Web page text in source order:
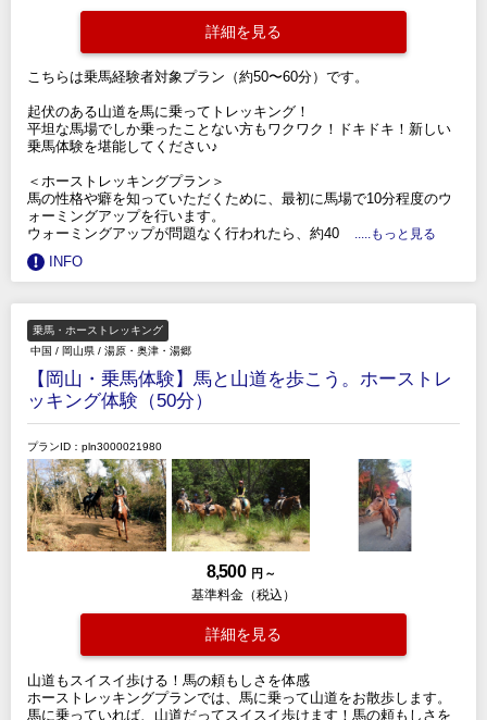
詳細を見る
こちらは乗馬経験者対象プラン（約50〜60分）です。
起伏のある山道を馬に乗ってトレッキング！
平坦な馬場でしか乗ったことない方もワクワク！ドキドキ！新しい
乗馬体験を堪能してください♪
＜ホーストレッキングプラン＞
馬の性格や癖を知っていただくために、最初に馬場で10分程度のウ
ォーミングアップを行います。
ウォーミングアップが問題なく行われたら、約40
.....もっと見る
INFO
乗馬・ホーストレッキング
中国 / 岡山県 / 湯原・奥津・湯郷
【岡山・乗馬体験】馬と山道を歩こう。ホーストレ
ッキング体験（50分）
プランID：pln3000021980
8,500 円 ～
基準料金（税込）
詳細を見る
山道もスイスイ歩ける！馬の頼もしさを体感
ホーストレッキングプランでは、馬に乗って山道をお散歩します。
馬に乗っていれば、山道だってスイスイ歩けます！馬の頼もしさを